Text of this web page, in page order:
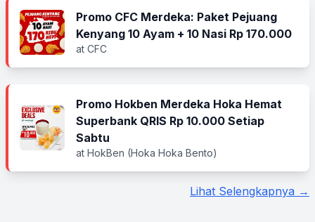
Promo CFC Merdeka: Paket Pejuang
Kenyang 10 Ayam + 10 Nasi Rp 170.000
at CFC
Promo Hokben Merdeka Hoka Hemat
Superbank QRIS Rp 10.000 Setiap
Sabtu
at HokBen (Hoka Hoka Bento)
Lihat Selengkapnya →